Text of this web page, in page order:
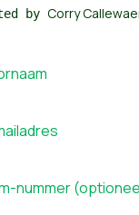
by Corry
nummer